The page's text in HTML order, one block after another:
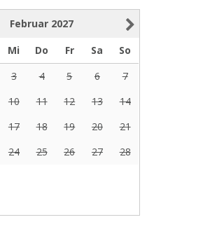
Februar 2027
Mi Do Fr Sa
So
3 4 5 6
7
10 11 12 13
14
17 18 19 20
21
24 25 26 27 28